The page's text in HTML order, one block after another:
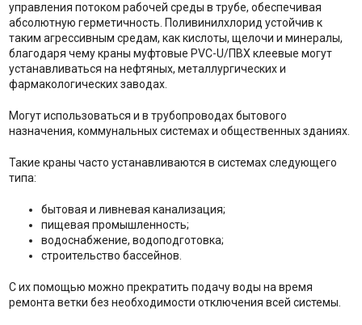
управления потоком рабочей среды в трубе, обеспечивая
абсолютную герметичность. Поливинилхлорид устойчив к
таким агрессивным средам, как кислоты, щелочи и минералы,
благодаря чему краны муфтовые PVC-U/ПВХ клеевые могут
устанавливаться на нефтяных, металлургических и
фармакологических заводах.
Могут использоваться и в трубопроводах бытового
назначения, коммунальных системах и общественных зданиях.
Такие краны часто устанавливаются в системах следующего
типа:
бытовая и ливневая канализация;
пищевая промышленность;
водоснабжение, водоподготовка;
строительство бассейнов.
С их помощью можно прекратить подачу воды на время
ремонта ветки без необходимости отключения всей системы.